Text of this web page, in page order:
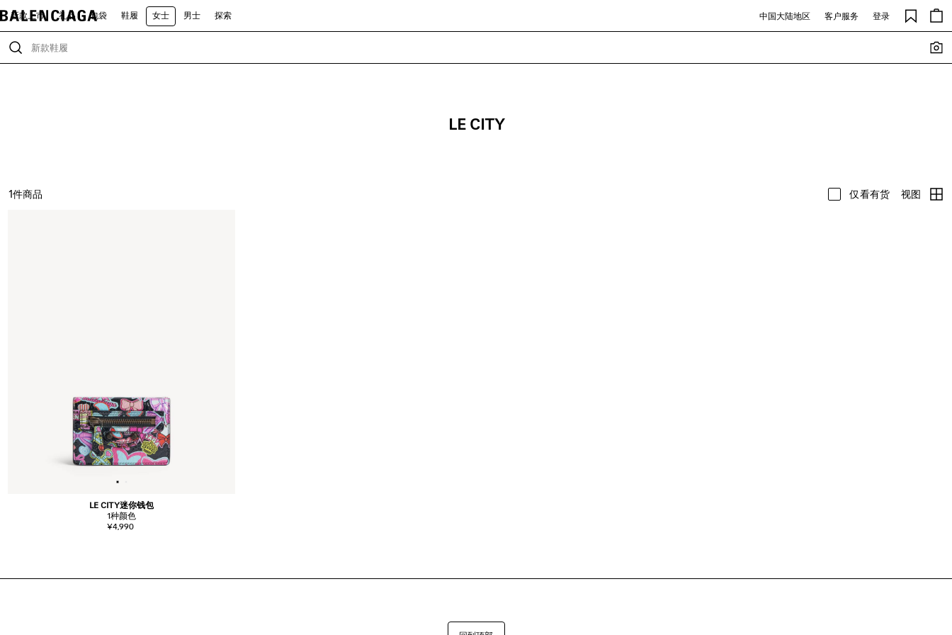
新款上市 礼品 包袋 鞋履 女士 男士 探索 中国大陆地区 客户服务 登录
LE CITY
1件商品 仅看有货 视图
LE CITY迷你钱包
1种颜色
¥4,990